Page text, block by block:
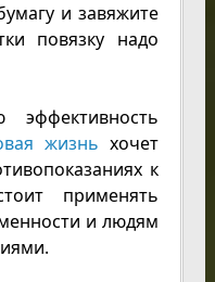
и завяжите
повязку надо
жизнь хочет
к
применять
и людям